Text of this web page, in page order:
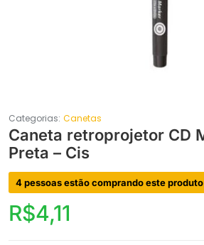
Categorias: Canetas
Caneta retroprojetor CD
Preta – Cis
4 pessoas estão comprando este
R$4,11